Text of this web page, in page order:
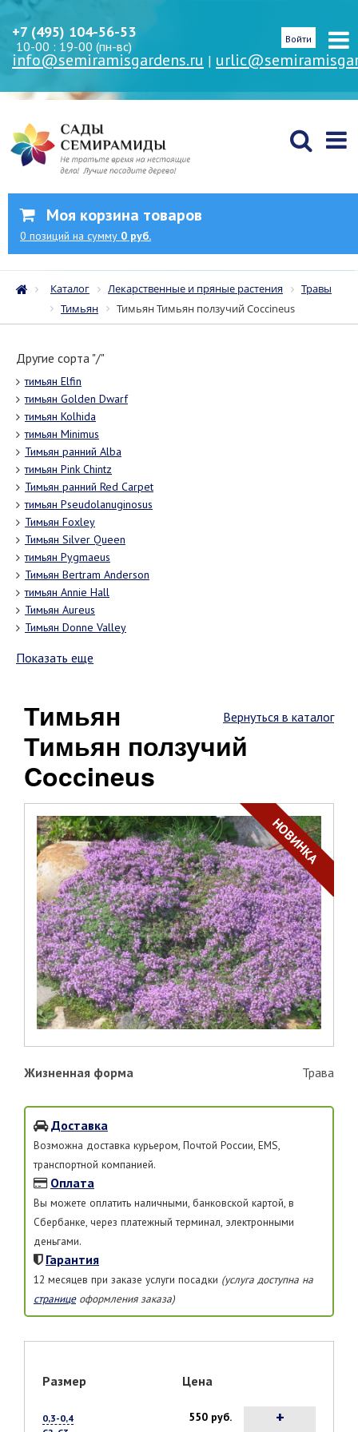
+7 (495) 104-56-53
10-00 : 19-00 (пн-вс)
info@semiramisgardens.ru |
Войти
Моя корзина товаров
0 позиций на сумму 0 руб.
Каталог Лекарственные и пряные растения
Травы
Тимьян
Тимьян Тимьян ползучий Coccineus
Другие сорта "/"
тимьян Elfin
тимьян Golden Dwarf
тимьян Kolhida
тимьян Minimus
Тимьян ранний Alba
тимьян Pink Chintz
Тимьян ранний Red Carpet
тимьян Pseudolanuginosus
Тимьян Foxley
Тимьян Silver Queen
тимьян Pygmaeus
Тимьян Bertram Anderson
тимьян Annie Hall
Тимьян Aureus
Тимьян Donne Valley
Показать еще
Вернуться в каталог
Тимьян
Тимьян ползучий
Coccineus
НОВИНКА
Жизненная форма Трава
Доставка
Возможна доставка курьером, Почтой России, EMS,
транспортной компанией.
Оплата
Вы можете оплатить наличными, банковской картой, в
Сбербанке, через платежный терминал, электронными
деньгами.
Гарантия
12 месяцев при заказе услуги посадки (услуга доступна на
страницеоформления заказа)
Размер Цена
0,3-0,4
550 руб. +